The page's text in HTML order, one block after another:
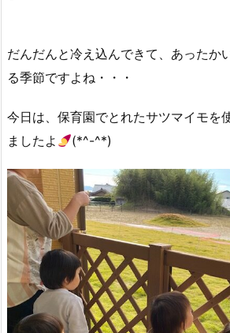
だんだんと冷え込んできて、あったか
る季節ですよね・・・
今日は、保育園でとれたサツマイモを
ましたよ
(*^-^*)